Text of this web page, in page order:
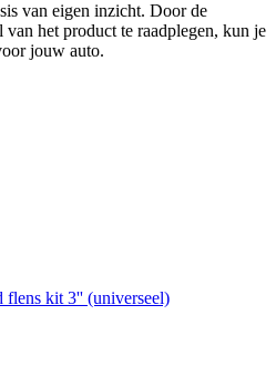
van eigen inzicht. Door de
het product te raadplegen, kun je
jouw auto.
kit 3'' (universeel)